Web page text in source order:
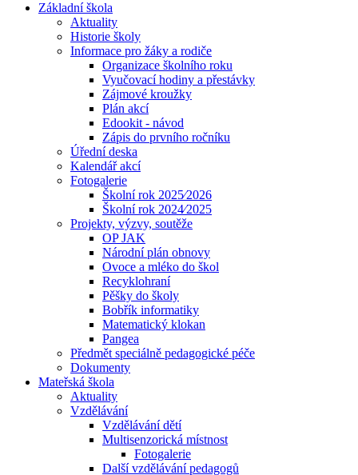
Základní škola
Aktuality
Historie školy
Informace pro žáky a rodiče
Organizace školního roku
Vyučovací hodiny a přestávky
Zájmové kroužky
Plán akcí
Edookit - návod
Zápis do prvního ročníku
Úřední deska
Kalendář akcí
Fotogalerie
Školní rok 2025⁄2026
Školní rok 2024⁄2025
Projekty, výzvy, soutěže
OP JAK
Národní plán obnovy
Ovoce a mléko do škol
Recyklohraní
Pěšky do školy
Bobřík informatiky
Matematický klokan
Pangea
Předmět speciálně pedagogické péče
Dokumenty
Mateřská škola
Aktuality
Vzdělávání
Vzdělávání dětí
Multisenzorická místnost
Fotogalerie
Další vzdělávání pedagogů